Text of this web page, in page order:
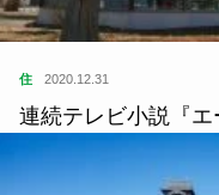
住 2020.12.31
連続テレビ小説『